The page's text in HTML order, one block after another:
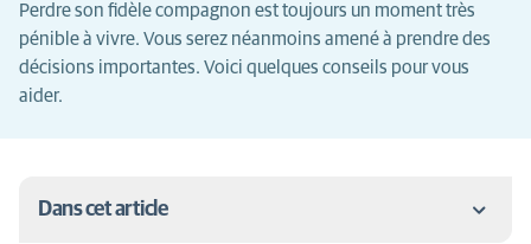
Perdre son fidèle compagnon est toujours un moment très
pénible à vivre. Vous serez néanmoins amené à prendre des
décisions importantes. Voici quelques conseils pour vous
aider.
Dans cet article